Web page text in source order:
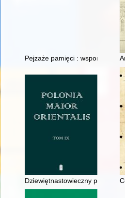
Pejzaże pamięci : wspomnienia
Dziewiętnastowieczny projekt